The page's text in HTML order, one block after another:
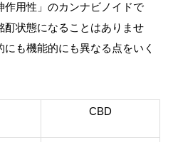
作用性」のカンナビノイドで
酊状態になることはありませ
も機能的にも異なる点をいく
CBD